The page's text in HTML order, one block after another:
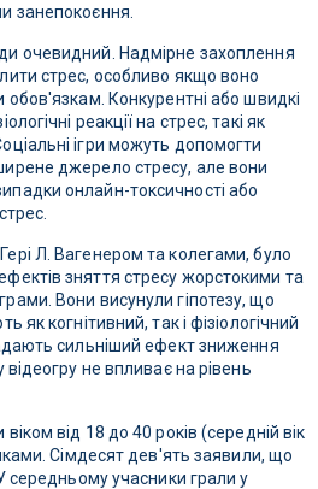
занепокоєння.
очевидний. Надмірне захоплення
стрес, особливо якщо воно
обов'язкам. Конкурентні або швидкі
реакції на стрес, такі як
ігри можуть допомогти
джерело стресу, але вони
онлайн-токсичності або
Л. Вагенером та колегами, було
зняття стресу жорстокими та
Вони висунули гіпотезу, що
як когнітивний, так і фізіологічний
сильніший ефект зниження
не впливає на рівень
від 18 до 40 років (середній вік
Сімдесят дев'ять заявили, що
середньому учасники грали у